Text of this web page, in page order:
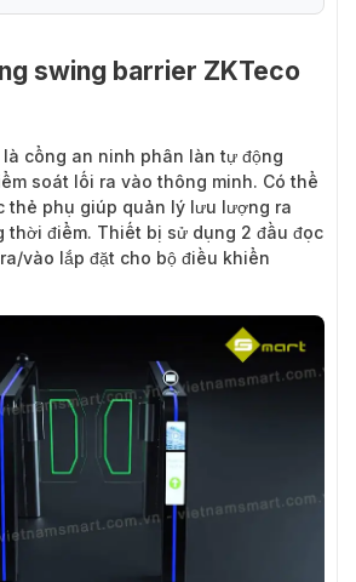
swing barrier ZKTeco
là cổng an ninh phân làn tự động
soát lối ra vào thông minh. Có thể
thẻ phụ giúp quản lý lưu lượng ra
thời điểm. Thiết bị sử dụng 2 đầu đọc
vào lắp đặt cho bộ điều khiển